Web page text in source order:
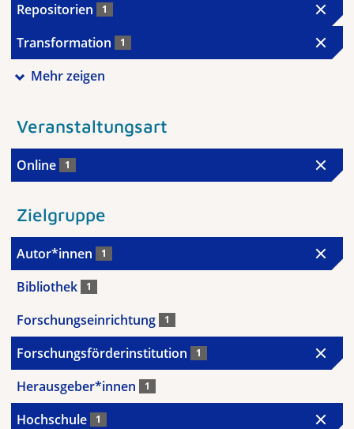
Repositorien 1
Transformation 1
Mehr zeigen
Veranstaltungsart
Online 1
Zielgruppe
Autor*innen 1
Bibliothek 1
Forschungseinrichtung 1
Forschungsförderinstitution 1
Herausgeber*innen 1
Hochschule 1